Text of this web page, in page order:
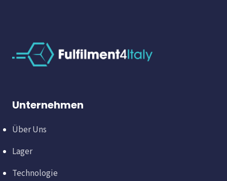
Unternehmen
Über Uns
Lager
Technologie